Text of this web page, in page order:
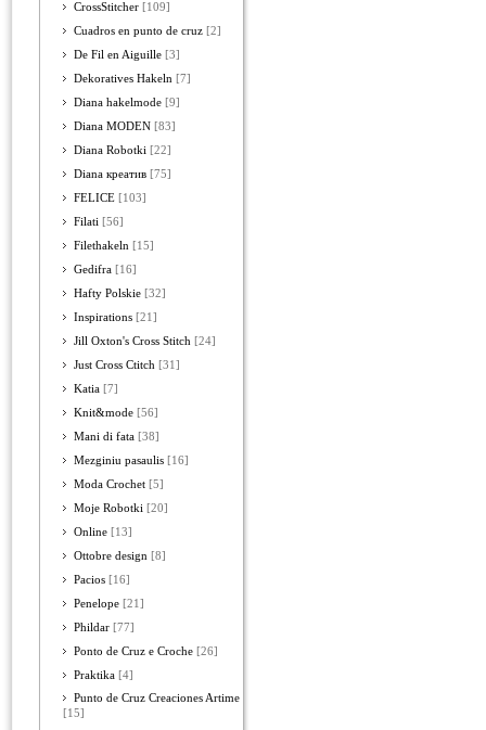
CrossStitcher [109]
Cuadros en punto de cruz [2]
De Fil en Aiguille [3]
Dekoratives Hakeln [7]
Diana hakelmode [9]
Diana MODEN [83]
Diana Robotki [22]
Diana креатив [75]
FELICE [103]
Filati [56]
Filethakeln [15]
Gedifra [16]
Hafty Polskie [32]
Inspirations [21]
Jill Oxton's Cross Stitch [24]
Just Cross Ctitch [31]
Katia [7]
Knit&mode [56]
Mani di fata [38]
Mezginiu pasaulis [16]
Moda Crochet [5]
Moje Robotki [20]
Online [13]
Ottobre design [8]
Pacios [16]
Penelope [21]
Phildar [77]
Ponto de Cruz e Croche [26]
Praktika [4]
Punto de Cruz Creaciones Artime
[15]